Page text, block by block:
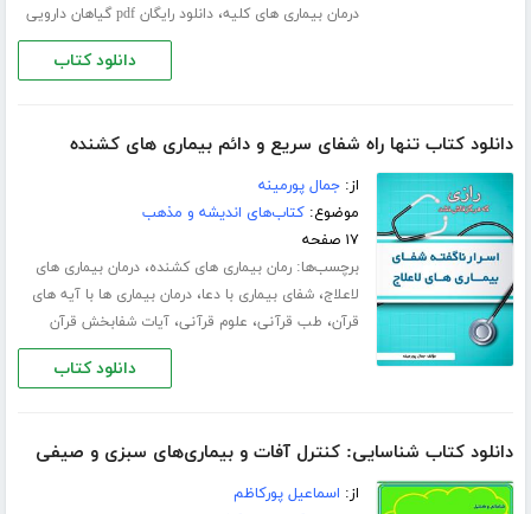
درمان بیماری های کلیه،دانلود رایگان pdf گیاهان دارویی
دانلود کتاب
دانلود کتاب تنها راه شفای سریع و دائم بیماری های کشنده
از:جمال پورمینه
موضوع:کتاب‌های اندیشه و مذهب
۱۷ صفحه
برچسب‌ها:رمان بیماری های کشنده،درمان بیماری های
لاعلاج،شفای بیماری با دعا،درمان بیماری ها با آیه های
قرآن، طب قرآنی، علوم قرآنی،آیات شفابخش قرآن
دانلود کتاب
دانلود کتاب شناسایی: کنترل آفات و بیماری‌های سبزی و صیفی
از: اسماعیل پورکاظم